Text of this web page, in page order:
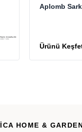
Aplomb
İCA HOME &